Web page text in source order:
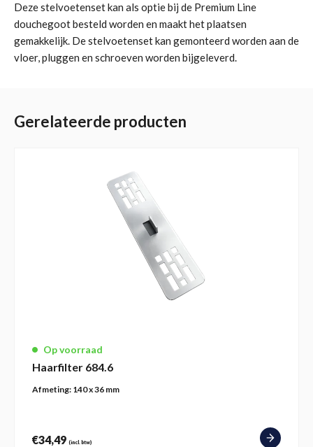
Deze stelvoetenset kan als optie bij de Premium Line
douchegoot besteld worden en maakt het plaatsen
gemakkelijk. De stelvoetenset kan gemonteerd worden aan de
vloer, pluggen en schroeven worden bijgeleverd.
Gerelateerde producten
Op voorraad
Haarfilter 684.6
Afmeting: 140 x 36 mm
€34,49 (incl. btw)